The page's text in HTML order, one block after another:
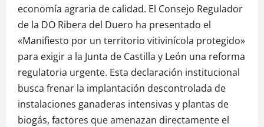
economía agraria de calidad. El Consejo Regulador
de la DO Ribera del Duero ha presentado el
«Manifiesto por un territorio vitivinícola protegido»
para exigir a la Junta de Castilla y León una reforma
regulatoria urgente. Esta declaración institucional
busca frenar la implantación descontrolada de
instalaciones ganaderas intensivas y plantas de
biogás, factores que amenazan directamente el